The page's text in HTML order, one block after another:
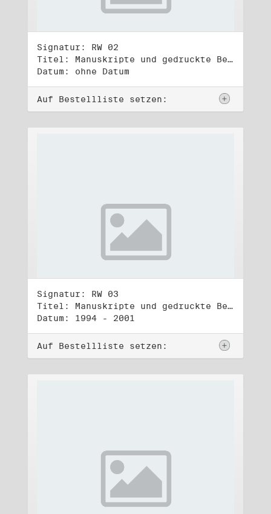
Signatur: RW 02
Titel: Manuskripte und gedruckte Belege (2)
Datum: ohne Datum
Auf Bestellliste setzen:
Signatur: RW 03
Titel: Manuskripte und gedruckte Belege (3)
Datum: 1994 - 2001
Auf Bestellliste setzen: